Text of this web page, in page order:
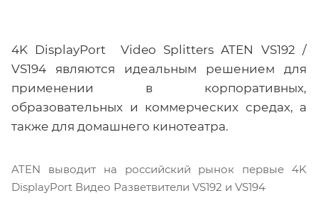
4K DisplayPort Video Splitters ATEN VS192 /
VS194 являются идеальным решением для
применении в корпоративных,
образовательных и коммерческих средах, а
также для домашнего кинотеатра.
ATEN выводит на российский рынок первые 4K
DisplayPort Видео Разветвители VS192 и VS194